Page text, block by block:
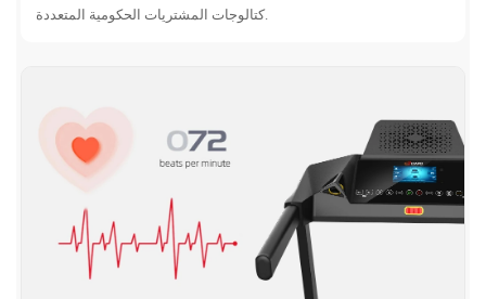
كتالوجات المشتريات الحكومية المتعددة.